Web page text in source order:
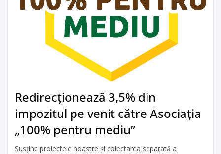
Redirecționează 3,5% din
impozitul pe venit către Asociația
„100% pentru mediu”
Susține proiectele noastre și colectarea separată a